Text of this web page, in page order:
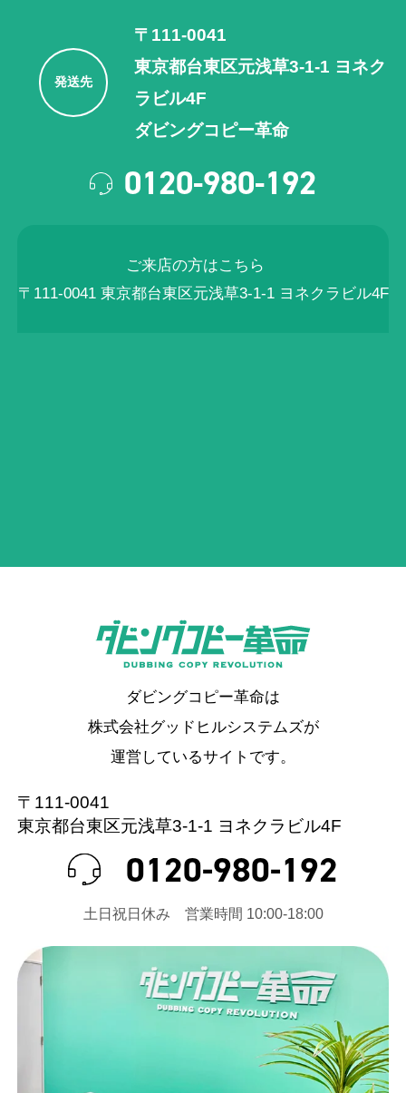
発送先
〒111-0041
東京都台東区元浅草3-1-1 ヨネク
ラビル4F
ダビングコピー革命
0120-980-192
ご来店の方はこちら
〒111-0041 東京都台東区元浅草3-1-1 ヨネクラビル4F
ダビングコピー革命は
株式会社グッドヒルシステムズが
運営しているサイトです。
〒111-0041
東京都台東区元浅草3-1-1 ヨネクラビル4F
0120-980-192
⼟⽇祝⽇休み 営業時間 10:00-18:00